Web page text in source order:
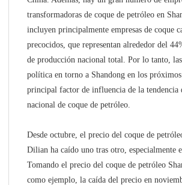
transformadoras de coque de petróleo en
incluyen principalmente empresas de coque
precocidos, que representan alrededor del
de producción nacional total. Por lo tanto, las
política en torno a Shandong en los próximos
principal factor de influencia de la tendencia
nacional de coque de petróleo.
Desde octubre, el precio del coque de
Dilian ha caído uno tras otro, especialmente
Tomando el precio del coque de petróleo
como ejemplo, la caída del precio en